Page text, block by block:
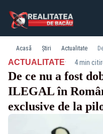
Acasă Știri Actualitate
ACTUALITATE· 4 min
De ce nu a fost
ILEGAL în
exclusive de la